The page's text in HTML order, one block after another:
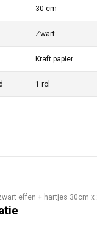
30 cm
Zwart
Kraft papier
1 rol
effen + hartjes 30cm